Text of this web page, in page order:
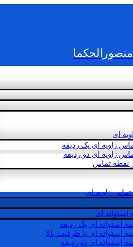
ای
زاویه ای یک ردیفه
زاویه ای دو ردیفه
نقطه تماس
زاویه ای
ای
استوانه ای یک ردیفه
استوانه ای با ظرفیت بالا
استوانه ای دو ردیفه